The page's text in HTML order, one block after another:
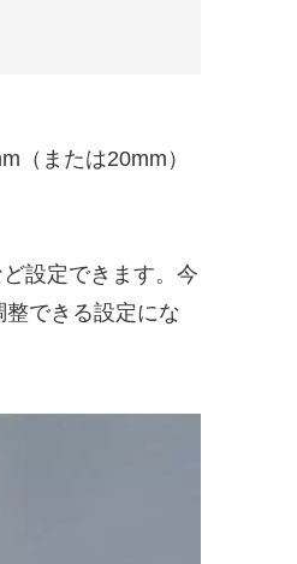
（または20mm）
設定できます。今
できる設定にな